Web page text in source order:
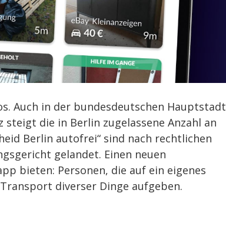
Auch in der bundesdeutschen Hauptstadt
die in Berlin zugelassene Anzahl an
Berlin autofrei“ sind nach rechtlichen
gelandet. Einen neuen
bieten: Personen, die auf ein eigenes
diverser Dinge aufgeben.